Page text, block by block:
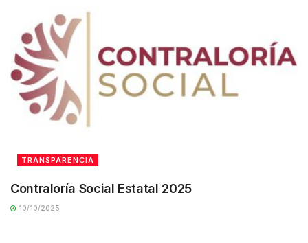
TRANSPARENCIA
Contraloría Social Estatal 2025
10/10/2025